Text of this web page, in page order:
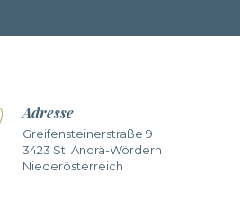
Adresse
Greifensteinerstraße 9
3423 St. Andrä-Wördern
Niederösterreich